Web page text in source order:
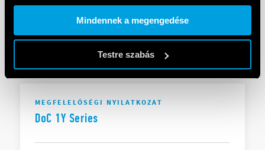
Cookie policy.
Mindennek a megengedése
Testre szabás
MEGFELELŐSÉGI NYILATKOZAT
DoC 1Y Series